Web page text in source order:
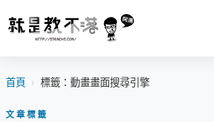
首頁 › 標籤：動畫畫面搜尋引擎
文章標籤